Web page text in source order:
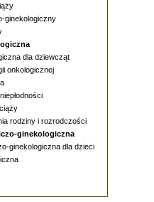
ginekologiczny
dla dziewcząt
onkologicznej
rodziny i rozrodczości
ginekologiczna
ginekologiczna dla dzieci